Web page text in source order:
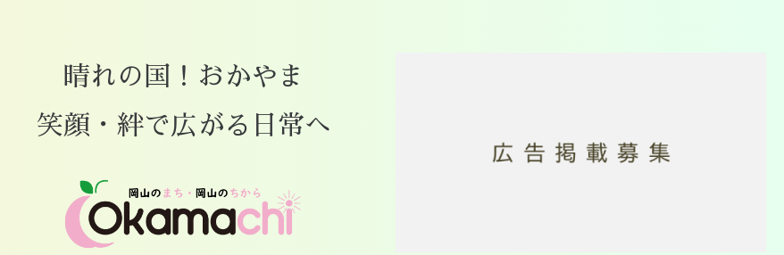
晴れの国！おかやま
笑顔・絆で広がる日常へ